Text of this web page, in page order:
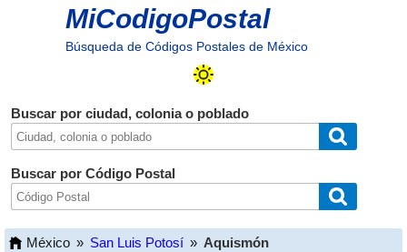
MiCodigoPostal
Búsqueda de Códigos Postales de México
Buscar por ciudad, colonia o poblado
Buscar por Código Postal
México » San Luis Potosí » Aquismón